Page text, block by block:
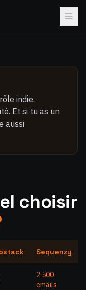
indie.
Et si tu as un
aussi
choisir
Sequenzy
2 500
emails